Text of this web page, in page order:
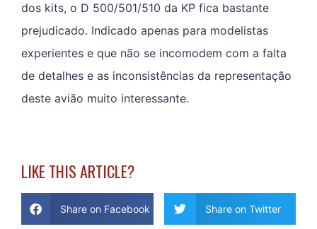
dos kits, o D 500/501/510 da KP fica bastante
prejudicado. Indicado apenas para modelistas
experientes e que não se incomodem com a falta
de detalhes e as inconsistências da representação
deste avião muito interessante.
LIKE THIS ARTICLE?
Share on Facebook Share on Twitter